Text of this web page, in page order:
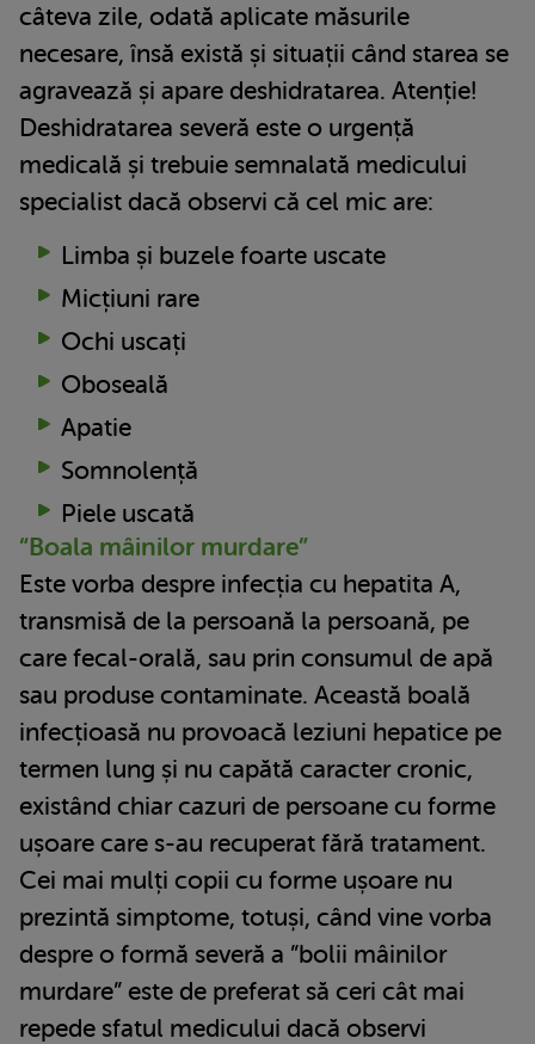
câteva zile, odată aplicate măsurile
necesare, însă există și situații când starea se
agravează și apare deshidratarea. Atenție!
Deshidratarea severă este o urgență
medicală și trebuie semnalată medicului
specialist dacă observi că cel mic are:
Limba și buzele foarte uscate
Micțiuni rare
Ochi uscați
Oboseală
Apatie
Somnolență
Piele uscată
“Boala mâinilor murdare”
Este vorba despre infecția cu hepatita A,
transmisă de la persoană la persoană, pe
care fecal-orală, sau prin consumul de apă
sau produse contaminate. Această boală
infecțioasă nu provoacă leziuni hepatice pe
termen lung și nu capătă caracter cronic,
existând chiar cazuri de persoane cu forme
ușoare care s-au recuperat fără tratament.
Cei mai mulți copii cu forme ușoare nu
prezintă simptome, totuși, când vine vorba
despre o formă severă a ”bolii mâinilor
murdare” este de preferat să ceri cât mai
repede sfatul medicului dacă observi